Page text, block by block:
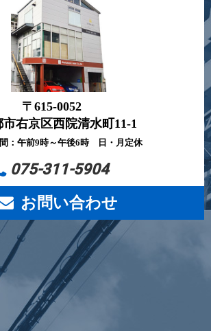
〒615-0052
市右京区西院清水町11-1
：午前9時～午後6時 日・月定休
075-311-5904
お問い合わせ